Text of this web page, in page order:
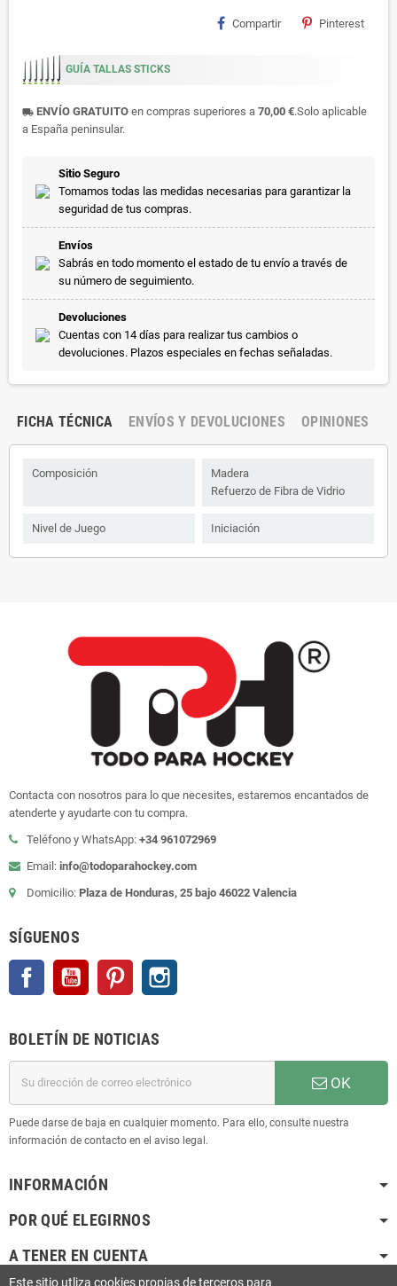
Compartir Pinterest
GUÍA TALLAS STICKS
local_shipping ENVÍO GRATUITO en compras superiores a 70,00 €.Solo aplicable
a España peninsular.
Sitio Seguro
Tomamos todas las medidas necesarias para garantizar la
seguridad de tus compras.
Envíos
Sabrás en todo momento el estado de tu envío a través de
su número de seguimiento.
Devoluciones
Cuentas con 14 días para realizar tus cambios o
devoluciones. Plazos especiales en fechas señaladas.
FICHA TÉCNICA ENVÍOS Y DEVOLUCIONES OPINIONES
Composición
Madera
Refuerzo de Fibra de Vidrio
Nivel de Juego Iniciación
Contacta con nosotros para lo que necesites, estaremos encantados de
atenderte y ayudarte con tu compra.
Teléfono y WhatsApp: +34 961072969
Email: info@todoparahockey.com
Domicilio: Plaza de Honduras, 25 bajo 46022 Valencia
SÍGUENOS
Facebook YouTube Pinterest
BOLETÍN DE NOTICIAS
OK
Puede darse de baja en cualquier momento. Para ello, consulte nuestra
información de contacto en el aviso legal.
INFORMACIÓN
POR QUÉ ELEGIRNOS
A TENER EN CUENTA
Este sitio utliza cookies propias de terceros para